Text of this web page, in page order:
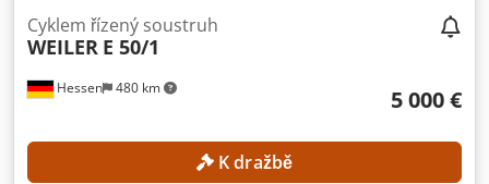
Hessen 480 km
Cyklem řízený soustruh
WEILER E 50/1
5 000 €
K dražbě